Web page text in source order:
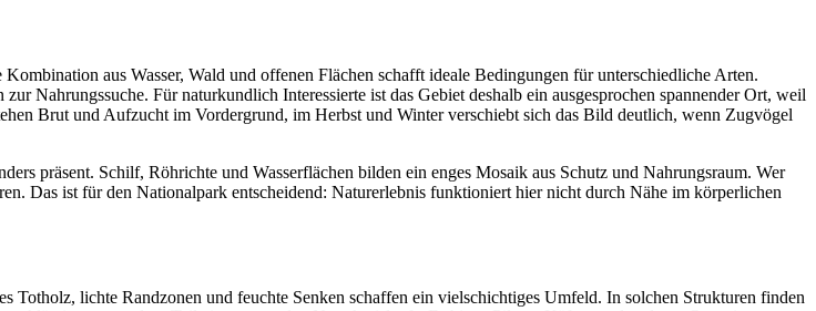
aus Wasser, Wald und offenen Flächen schafft ideale Bedingungen für unterschiedliche Arten.
Nahrungssuche. Für naturkundlich Interessierte ist das Gebiet deshalb ein ausgesprochen spannender Ort, weil
Brut und Aufzucht im Vordergrund, im Herbst und Winter verschiebt sich das Bild deutlich, wenn Zugvögel
präsent. Schilf, Röhrichte und Wasserflächen bilden ein enges Mosaik aus Schutz und Nahrungsraum. Wer
Das ist für den Nationalpark entscheidend: Naturerlebnis funktioniert hier nicht durch Nähe im körperlichen
lichte Randzonen und feuchte Senken schaffen ein vielschichtiges Umfeld. In solchen Strukturen finden